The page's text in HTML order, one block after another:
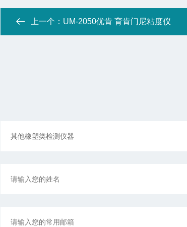
上一个： UM-2050优肯 育肯门尼粘度仪